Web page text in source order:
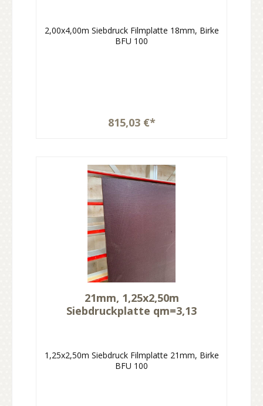
2,00x4,00m Siebdruck Filmplatte 18mm, Birke
BFU 100
815,03 €*
21mm, 1,25x2,50m
Siebdruckplatte qm=3,13
1,25x2,50m Siebdruck Filmplatte 21mm, Birke
BFU 100